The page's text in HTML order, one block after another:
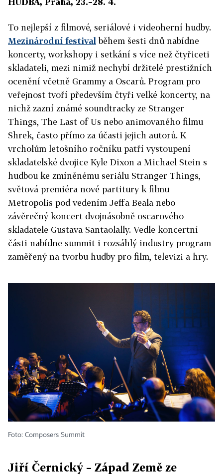
To nejlepší z filmové, seriálové i videoherní hudby.
Mezinárodní festival během šesti dnů nabídne
koncerty, workshopy i setkání s více než čtyřiceti
skladateli, mezi nimiž nechybí držitelé prestižních
ocenění včetně Grammy a Oscarů. Program pro
veřejnost tvoří především čtyři velké koncerty, na
nichž zazní známé soundtracky ze Stranger
Things, The Last of Us nebo animovaného filmu
Shrek, často přímo za účasti jejich autorů. K
vrcholům letošního ročníku patří vystoupení
skladatelské dvojice Kyle Dixon a Michael Stein s
hudbou ke zmíněnému seriálu Stranger Things,
světová premiéra nové partitury k filmu
Metropolis pod vedením Jeffa Beala nebo
závěrečný koncert dvojnásobně oscarového
skladatele Gustava Santaolally. Vedle koncertní
části nabídne summit i rozsáhlý industry program
zaměřený na tvorbu hudby pro film, televizi a hry.
Foto: Composers Summit
Jiří Černický – Západ Země ze